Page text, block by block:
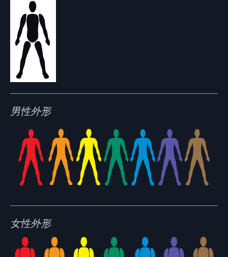
男性外形
女性外形